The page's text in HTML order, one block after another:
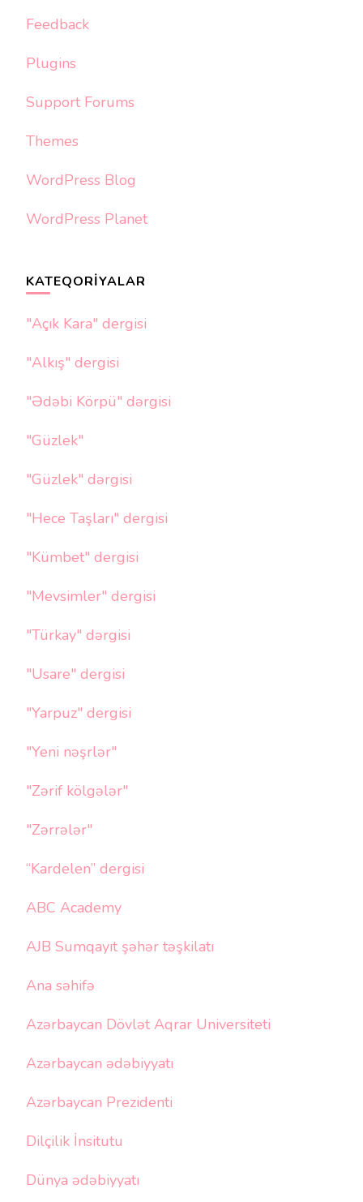
Feedback
Plugins
Support Forums
Themes
WordPress Blog
WordPress Planet
KATEQORIYALAR
"Açık Kara" dergisi
"Alkış" dergisi
"Ədəbi Körpü" dərgisi
"Güzlek"
"Güzlek" dərgisi
"Hece Taşları" dergisi
"Kümbet" dergisi
"Mevsimler" dergisi
"Türkay" dərgisi
"Usare" dergisi
"Yarpuz" dergisi
"Yeni nəşrlər"
"Zərif kölgələr"
"Zərrələr"
“Kardelen” dergisi
ABC Academy
AJB Sumqayıt şəhər təşkilatı
Ana səhifə
Azərbaycan Dövlət Aqrar Universiteti
Azərbaycan ədəbiyyatı
Azərbaycan Prezidenti
Dilçilik İnsitutu
Dünya ədəbiyyatı